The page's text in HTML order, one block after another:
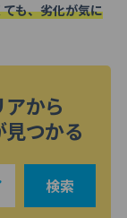
も、劣化が気に
から
見つかる
検索